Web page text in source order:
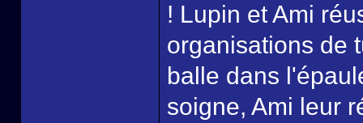
! Lupin et Ami
organisations de
balle dans
soigne, Ami leur